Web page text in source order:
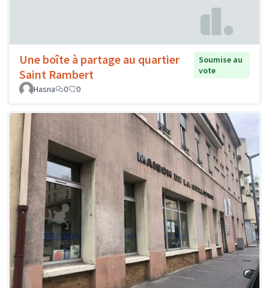
Une boîte à partage au quartier
Saint Rambert
Soumise au
vote
Hasna
0 0